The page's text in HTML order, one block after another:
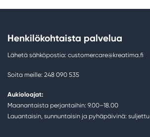
Henkilökohtaista palvelua
Lähetä sähköpostia: customercare@kreatima.fi
Soita meille: 248 090 535
Aukioloajat:
Maanantaista perjantaihin: 9.00–18.00
Lauantaisin, sunnuntaisin ja pyhäpäivinä: suljettu